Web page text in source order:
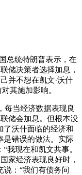
总统特朗普表示，在
储决策者选择加息，
并不想在凯文·沃什
其施加影响。
每当经济数据表现良
储会加息。但根本没
了沃什面临的经济和
是错误的做法。实际
我现在和凯文共事。
家经济表现良好时，
说：“我们有债务问